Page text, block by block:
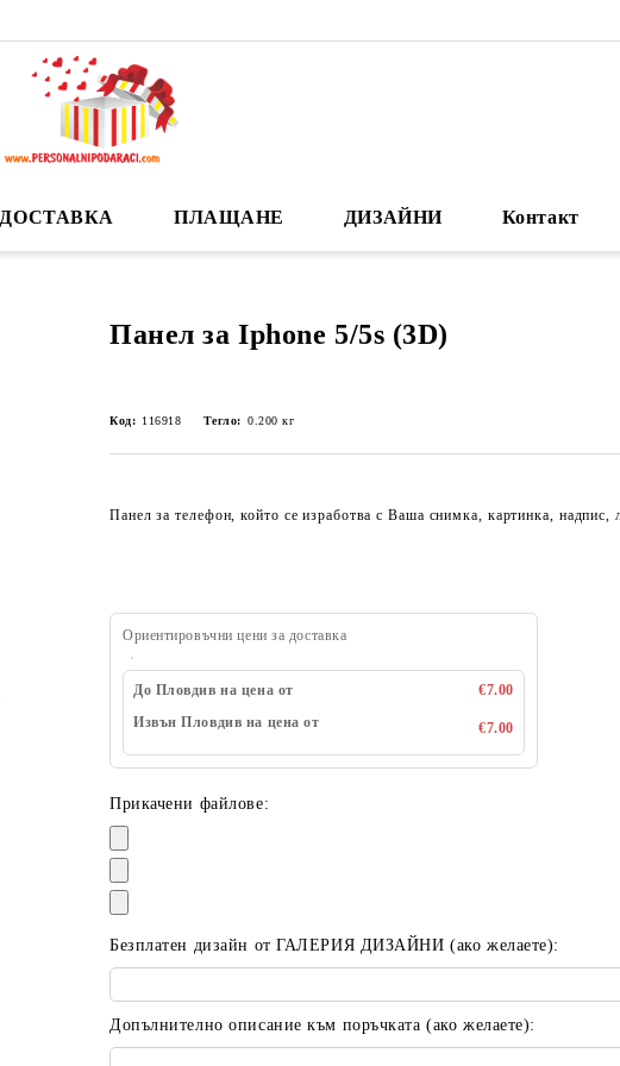
ДОСТАВКА ПЛАЩАНЕ ДИЗАЙНИ Контакт
Панел за Iphone 5/5s (3D)
Код: 116918 Тегло: 0.200 кг
Панел за телефон, който се изработва с Ваша снимка, картинка, надпис,
Ориентировъчни цени за доставка
До Пловдив на цена от
€7.00
Извън Пловдив на цена от
€7.00
Прикачени файлове:
Безплатен дизайн от ГАЛЕРИЯ ДИЗАЙНИ (ако желаете):
Допълнително описание към поръчката (ако желаете):